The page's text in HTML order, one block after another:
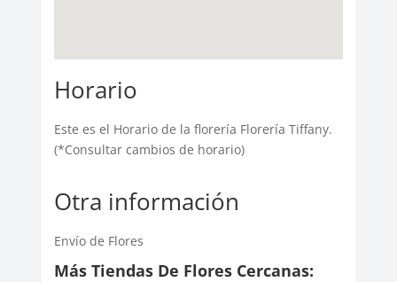
Horario
Este es el Horario de la florería Florería Tiffany.
(*Consultar cambios de horario)
Otra información
Envío de Flores
Más Tiendas De Flores Cercanas: